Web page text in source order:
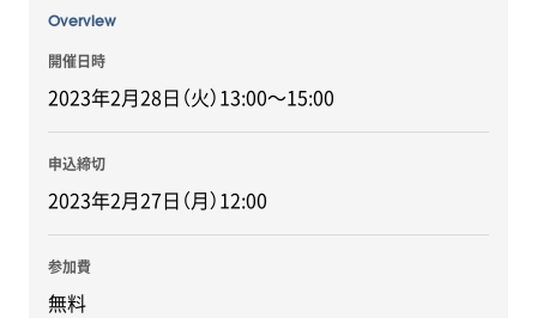
Overview
開催日時
2023年2月28日（火）13:00～15:00
申込締切
2023年2月27日（月）12:00
参加費
無料